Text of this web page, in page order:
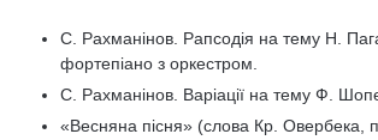
С. Рахманінов. Рапсодія на тему Н.
фортепіано з оркестром.
С. Рахманінов. Варіації на тему Ф.
«Весняна пісня» (слова Кр. Овербека,